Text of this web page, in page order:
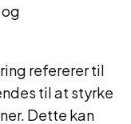
refererer til
til at styrke
Dette kan